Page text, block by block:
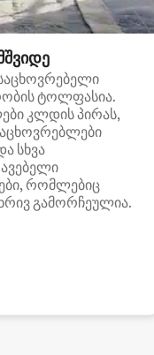
ტოლფასია.
კლდის პირას,
სხვა
რომლებიც
გამორჩეულია.